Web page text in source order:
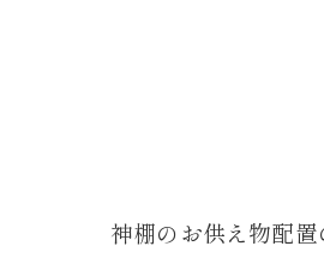
神棚のお供え物配